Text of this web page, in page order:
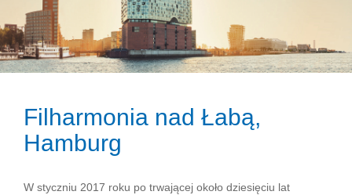
Filharmonia nad Łabą,
Hamburg
W styczniu 2017 roku po trwającej około dziesięciu lat